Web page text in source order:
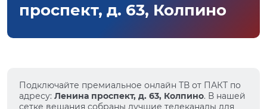
проспект, д. 63, Колпино
Подключайте премиальное онлайн ТВ от ПАКТ по
адресу: Ленина проспект, д. 63, Колпино. В нашей
сетке вещания собраны лучшие телеканалы для